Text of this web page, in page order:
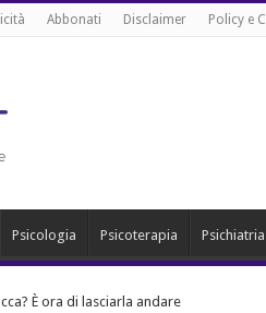
Abbonati Disclaimer Policy e
Psicologia Psicoterapia Psichiatria
È ora di lasciarla andare